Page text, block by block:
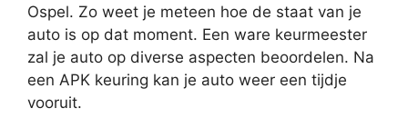
Ospel. Zo weet je meteen hoe de staat van je
auto is op dat moment. Een ware keurmeester
zal je auto op diverse aspecten beoordelen. Na
een APK keuring kan je auto weer een tijdje
vooruit.